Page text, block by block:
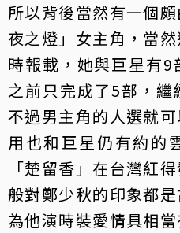
所以背後當然有一個
夜之燈」女主角，當
時報載，她與巨星有9
之前只完成了5部，繼
不過男主角的人選就
用也和巨星仍有約的
「楚留香」在台灣紅
般對鄭少秋的印象都
為他演時裝愛情具相